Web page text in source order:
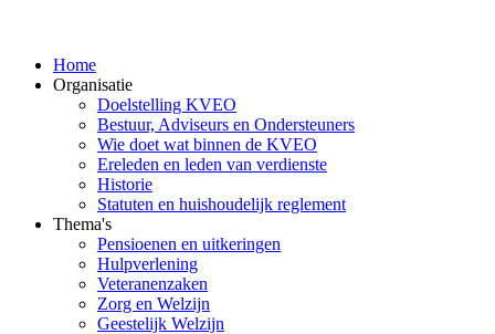
Home
Organisatie
Doelstelling KVEO
Bestuur, Adviseurs en Ondersteuners
Wie doet wat binnen de KVEO
Ereleden en leden van verdienste
Historie
Statuten en huishoudelijk reglement
Thema's
Pensioenen en uitkeringen
Hulpverlening
Veteranenzaken
Zorg en Welzijn
Geestelijk Welzijn